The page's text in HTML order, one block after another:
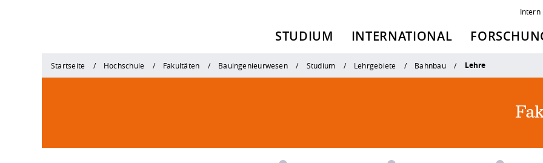
Intern
STUDIUM INTERNATIONAL
Startseite Hochschule Fakultäten Bauingenieurwesen Studium Lehrgebiete Bahnbau Lehre